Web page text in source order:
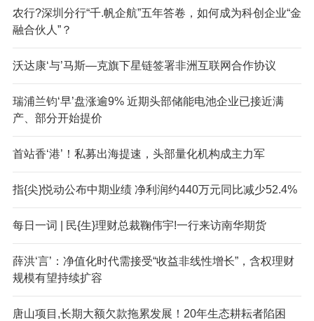
农行?深圳分行“千.帆企航”五年答卷，如何成为科创企业“金
融合伙人”？
沃达康‘与’马斯—克旗下星链签署非洲互联网合作协议
瑞浦兰钧‘早’盘涨逾9% 近期头部储能电池企业已接近满
产、部分开始提价
首站香‘港’！私募出海提速，头部量化机构成主力军
指{尖}悦动公布中期业绩 净利润约440万元同比减少52.4%
每日一词 | 民{生}理财总裁鞠伟宇!一行来访南华期货
薛洪‘言’：净值化时代需接受“收益非线性增长”，含权理财
规模有望持续扩容
唐山项目,长期大额欠款拖累发展！20年生态耕耘者陷困